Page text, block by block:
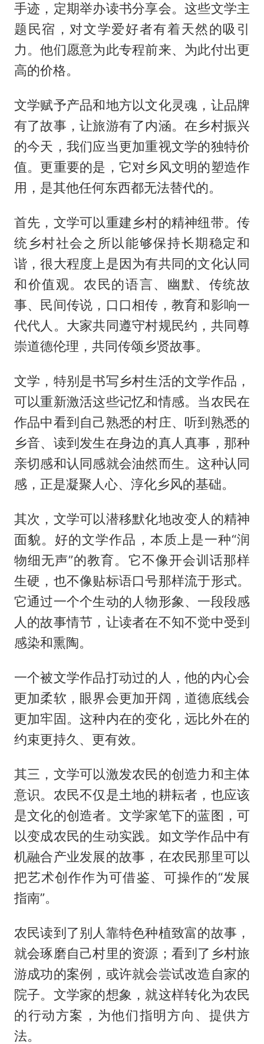
手迹，定期举办读书分享会。这些文学主
题民宿，对文学爱好者有着天然的吸引
力。他们愿意为此专程前来、为此付出更
高的价格。
文学赋予产品和地方以文化灵魂，让品牌
有了故事，让旅游有了内涵。在乡村振兴
的今天，我们应当更加重视文学的独特价
值。更重要的是，它对乡风文明的塑造作
用，是其他任何东西都无法替代的。
首先，文学可以重建乡村的精神纽带。传
统乡村社会之所以能够保持长期稳定和
谐，很大程度上是因为有共同的文化认同
和价值观。农民的语言、幽默、传统故
事、民间传说，口口相传，教育和影响一
代代人。大家共同遵守村规民约，共同尊
崇道德伦理，共同传颂乡贤故事。
文学，特别是书写乡村生活的文学作品，
可以重新激活这些记忆和情感。当农民在
作品中看到自己熟悉的村庄、听到熟悉的
乡音、读到发生在身边的真人真事，那种
亲切感和认同感就会油然而生。这种认同
感，正是凝聚人心、淳化乡风的基础。
其次，文学可以潜移默化地改变人的精神
面貌。好的文学作品，本质上是一种“润
物细无声”的教育。它不像开会训话那样
生硬，也不像贴标语口号那样流于形式。
它通过一个个生动的人物形象、一段段感
人的故事情节，让读者在不知不觉中受到
感染和熏陶。
一个被文学作品打动过的人，他的内心会
更加柔软，眼界会更加开阔，道德底线会
更加牢固。这种内在的变化，远比外在的
约束更持久、更有效。
其三，文学可以激发农民的创造力和主体
意识。农民不仅是土地的耕耘者，也应该
是文化的创造者。文学家笔下的蓝图，可
以变成农民的生动实践。如文学作品中有
机融合产业发展的故事，在农民那里可以
把艺术创作作为可借鉴、可操作的“发展
指南”。
农民读到了别人靠特色种植致富的故事，
就会琢磨自己村里的资源；看到了乡村旅
游成功的案例，或许就会尝试改造自家的
院子。文学家的想象，就这样转化为农民
的行动方案，为他们指明方向、提供方
法。